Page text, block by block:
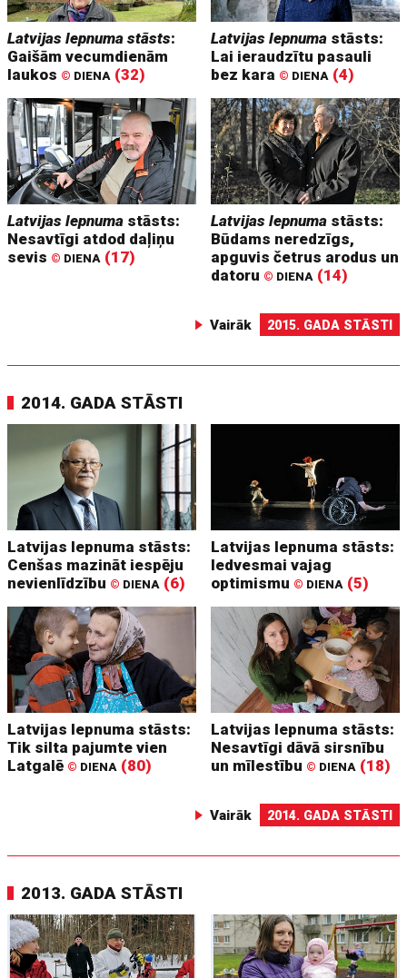
Latvijas lepnuma stāsts:
Gaišām vecumdienām
laukos © DIENA (32)
Latvijas lepnuma stāsts:
Lai ieraudzītu pasauli
bez kara © DIENA (4)
Latvijas lepnuma stāsts:
Nesavtīgi atdod daļiņu
sevis © DIENA (17)
Latvijas lepnuma stāsts:
Būdams neredzīgs,
apguvis četrus arodus un
datoru © DIENA (14)
Vairāk 2015. GADA STĀSTI
2014. GADA STĀSTI
Latvijas lepnuma stāsts:
Cenšas mazināt iespēju
nevienlīdzību © DIENA (6)
Latvijas lepnuma stāsts:
Iedvesmai vajag
optimismu © DIENA (5)
Latvijas lepnuma stāsts:
Tik silta pajumte vien
Latgalē © DIENA (80)
Latvijas lepnuma stāsts:
Nesavtīgi dāvā sirsnību
un mīlestību © DIENA (18)
Vairāk 2014. GADA STĀSTI
2013. GADA STĀSTI